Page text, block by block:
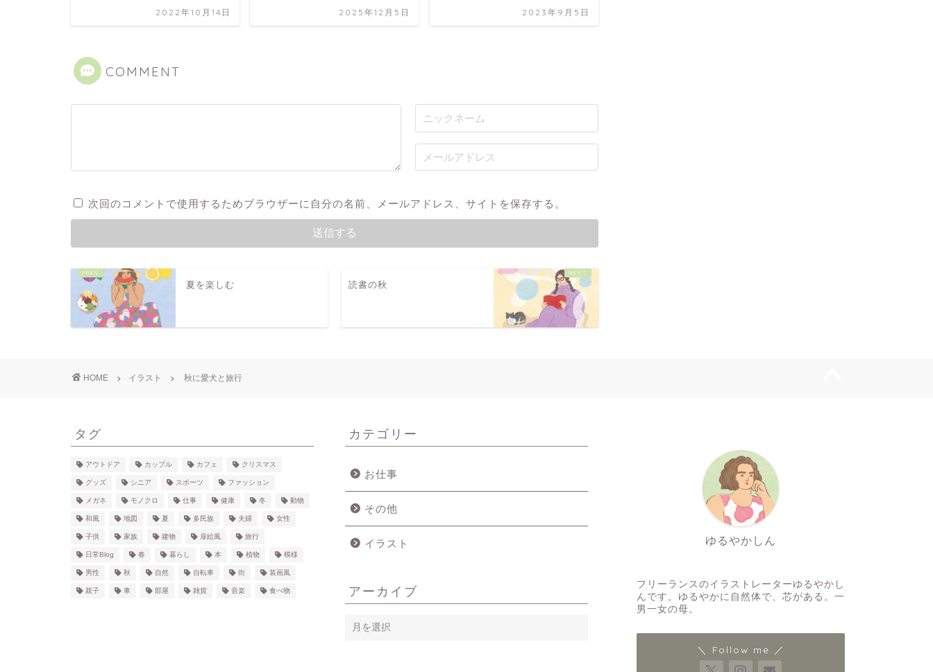
2022年10月14日
2025年12月5日
2023年9月5日
COMMENT
次回のコメントで使用するためブラウザーに自分の名前、メールアドレス、サイトを保存する。
夏を楽しむ 読書の秋
HOME イラスト 秋に愛犬と旅行
タグ
アウトドア カップル カフェ クリスマス
グッズ シニア スポーツ ファッション
メガネ モノクロ 仕事 健康 冬 動物
和風 地図 夏 多民族 夫婦 女性
子供 家族 建物 扉絵風 旅行
日常Blog 春 暮らし 本 植物 模様
男性 秋 自然 自転車 街 装画風
親子 車 部屋 雑貨 音楽 食べ物
カテゴリー
お仕事
その他
イラスト
アーカイブ
ア
ー
ゆるやかしん
フリーランスのイラストレーターゆるやかし
んです。ゆるやかに自然体で、芯がある。一
男一女の母。
＼ Follow me ／